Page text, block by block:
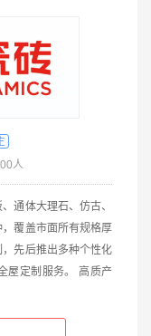
人
通体大理石、仿古、
覆盖市面所有规格厚
先后推出多种个性化
服务。 高质产